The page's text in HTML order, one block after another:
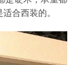
合西装的。